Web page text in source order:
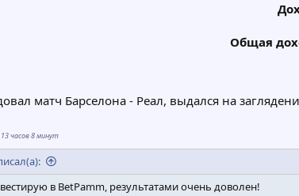
Общая
матч Барселона - Реал, выдался на
13 часов 8 минут
в BetPamm, результатами очень доволен!